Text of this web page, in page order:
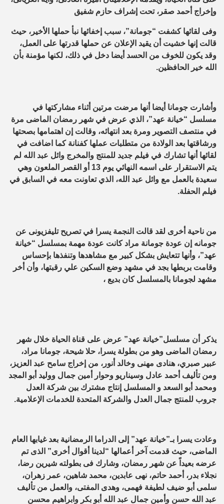
وإخراج أحمد صقر، تحت إشراف حازم شفيق
وفى لقائها كشفت “جومانة”، سبب إخفائها نبأ حملها الأخير، حيث
قالت إنها خشيت أن يقيد الإعلان عن حملها قدرتها على العمل،
وقد يكون للخوف من الحسد أيضا دخل في ذلك، لكنها مؤمنة بأن
الله خير الحافظين.
وأشارت جومانا أيضا أنها مرضت مرتين أثناء مشاركتها في
مسلسل “خيانة عهد”، الذي عرض في شهر رمضان الماضى مرة
في منتصف التصوير ومرة بعد انتهائه، وقالت إن اهتمامها بصحتها
ورشاقتها بعد الولادة من متطلبات عملها كفنانة كما اضافت في
لقائها أنها تشارك في فيلم جديد للمنتج والمخرج وائل عبد الله لم
يتم الاستقرار على اسمه النهائي يوم 13 أو القصر الملعون وهي
سعيدة بالعمل مع وائل عبد الله، الذي تعاونت معه في السابق في
فيلم الحفلة.
من ناحية أخرى لقد قالت النجمة يسرا في تصريح تليفزيونى عن
جومانه إن عودة جومانة مراد كانت عودة مهمة بمسلسل “خيانة
عهد”، وأنها تتعايش بشكل كبير مع مشاهدها وتنفذها بإحساس
وقامت بربطها بجد في مشهد وضع السكين علي رقبتها، وأن أخر
مشهد لجومانا بالمسلسل كان بديع ،
يذكر أن مسلسل”خيانة عهد” عرض على قناة الحياة خلال شهر
رمضان الماضى وهو من بطولة يسرا، حلا شيحة، جومانا مراد،
عبير صبري، هنادى مهنى وخالد أنور، من إخراج سامح عبد ‏العزيز،
ومن تأليف أحمد عادل وسيناريو وحوار أمين جمال ووليد أبو المجد
ومحمد أبو السعد و المسلسل إنتاج مشترك بين شركة العدل
جروب للمنتج جمال العدل والشركة المتحدة للخدمات الإعلامية.
وعادت يسرا بـ”خيانة عهد” إلى الدراما الرمضانية بعد غيابها العام
الماضى، حيث قدمت آخر أعمالها “لدينا أقوال أخرى” الذى تم
عرضه بعيداً عن شهر رمضان، وشارك فى بطولته شيرين رضا،
نجلاء بدر، أحمد حاتم، نهى عابدين، محمد شاهين، عمر زهران،
سلمى أبو ضيف لطيفة فهمى، وهدى المفتى، والعمل من تأليف
عبد الله حسن وأمين جمال عبد الله أبو بكر وابراهيم محسن